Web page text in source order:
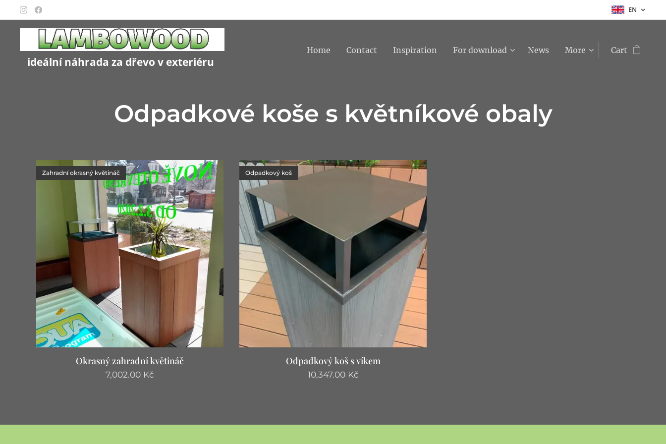
EN
ideální náhrada za dřevo v exteriéru
Home Contact Inspiration For download News More Cart
Odpadkové koše s květníkové obaly
Okrasný zahradní květináč
Zahradní okrasný květináč
7,002.00 Kč
Odpadkový koš s víkem
Odpadkový koš
10,347.00Kč